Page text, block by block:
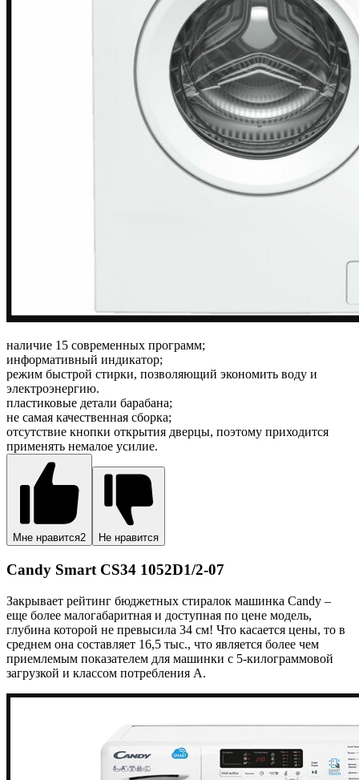
наличие 15 современных программ;
информативный индикатор;
режим быстрой стирки, позволяющий экономить воду и
электроэнергию.
пластиковые детали барабана;
не самая качественная сборка;
отсутствие кнопки открытия дверцы, поэтому приходится
применять немалое усилие.
Мне нравится2 Не нравится
Candy Smart CS34 1052D1/2-07
Закрывает рейтинг бюджетных стиралок машинка Candy –
еще более малогабаритная и доступная по цене модель,
глубина которой не превысила 34 см! Что касается цены, то в
среднем она составляет 16,5 тыс., что является более чем
приемлемым показателем для машинки с 5-килограммовой
загрузкой и классом потребления A.